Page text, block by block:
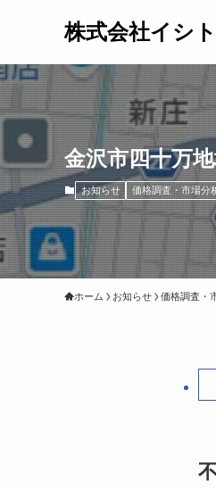
株式会社イシ
金沢市四十万
お知らせ 価格調査・市場分
ホーム お知らせ 価格調査・